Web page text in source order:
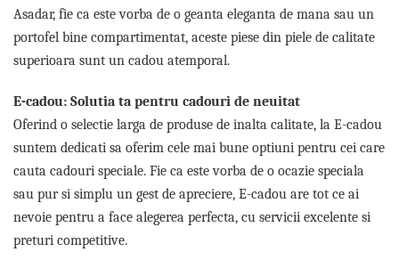
Asadar, fie ca este vorba de o geanta eleganta de mana sau un
portofel bine compartimentat, aceste piese din piele de calitate
superioara sunt un cadou atemporal.
E-cadou: Solutia ta pentru cadouri de neuitat
Oferind o selectie larga de produse de inalta calitate, la E-cadou
suntem dedicati sa oferim cele mai bune optiuni pentru cei care
cauta cadouri speciale. Fie ca este vorba de o ocazie speciala
sau pur si simplu un gest de apreciere, E-cadou are tot ce ai
nevoie pentru a face alegerea perfecta, cu servicii excelente si
preturi competitive.